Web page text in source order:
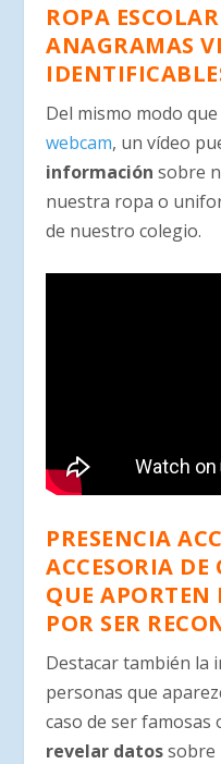
ROPA
ANAGRAMAS
Del mismo modo
webcam, un vídeo
información sobre
nuestra ropa o
de nuestro colegio.
PRESENCIA
ACCESORIA DE
QUE
POR SER
Destacar también la
personas que
caso de ser famosas
revelar datossobre